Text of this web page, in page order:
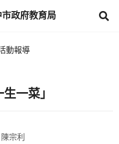
市政府教育局
動報導
一菜」
宗利